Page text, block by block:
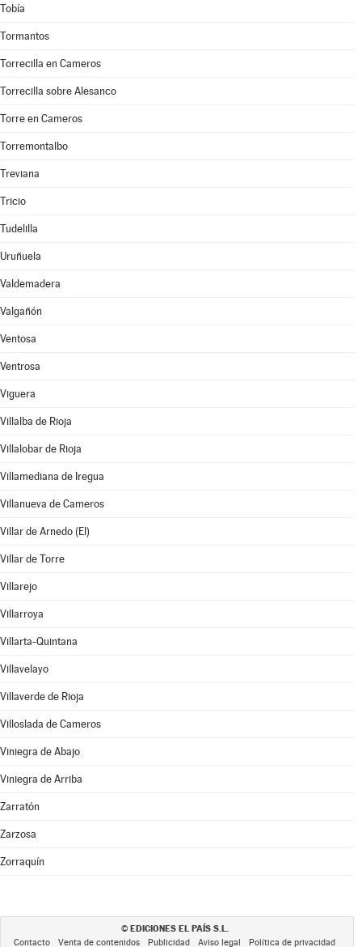
Tobía
Tormantos
Torrecilla en Cameros
Torrecilla sobre Alesanco
Torre en Cameros
Torremontalbo
Treviana
Tricio
Tudelilla
Uruñuela
Valdemadera
Valgañón
Ventosa
Ventrosa
Viguera
Villalba de Rioja
Villalobar de Rioja
Villamediana de Iregua
Villanueva de Cameros
Villar de Arnedo (El)
Villar de Torre
Villarejo
Villarroya
Villarta-Quintana
Villavelayo
Villaverde de Rioja
Villoslada de Cameros
Viniegra de Abajo
Viniegra de Arriba
Zarratón
Zarzosa
Zorraquín
© EDICIONES EL PAÍS S.L.
Contacto Venta de contenidos Publicidad Aviso legal Política de privacidad